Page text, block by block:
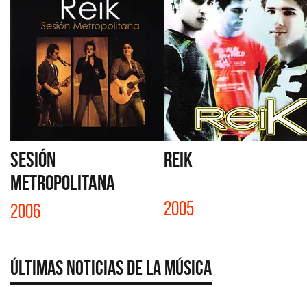
SESIÓN
METROPOLITANA
2006
REIK
2005
Últimas Noticias de la Música